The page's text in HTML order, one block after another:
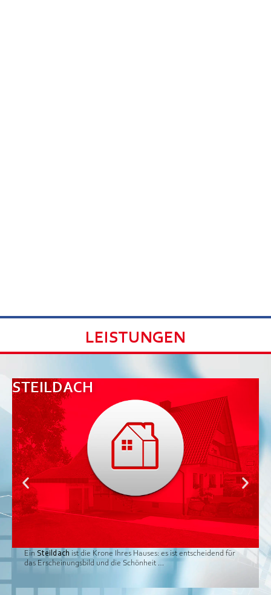
LEISTUNGEN
STEILDACH
Ein Steildach ist die Krone Ihres Hauses: es ist entscheidend für
das Erscheinungsbild und die Schönheit …